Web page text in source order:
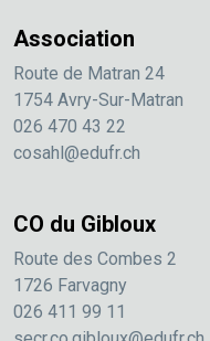
Association
Route de Matran 24
1754 Avry-Sur-Matran
026 470 43 22
cosahl@edufr.ch
CO du Gibloux
Route des Combes 2
1726 Farvagny
026 411 99 11